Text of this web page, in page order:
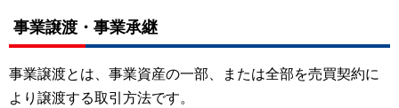
事業譲渡・事業承継
事業譲渡とは、事業資産の一部、または全部を売買契約に
より譲渡する取引方法です。